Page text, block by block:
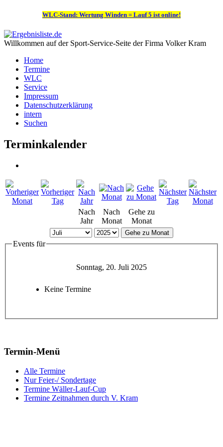
WLC-Stand: Wertung Winden = Lauf 5 ist online!
Willkommen auf der Sport-Service-Seite der Firma Volker Kram
Home
Termine
WLC
Service
Impressum
Datenschutzerklärung
intern
Suchen
Terminkalender
Nach
Jahr
Nach
Monat
Gehe zu
Monat
Gehe zu Monat
Events für
Sonntag, 20. Juli 2025
Keine Termine
Termin-Menü
Alle Termine
Nur Feier-/ Sondertage
Termine Wäller-Lauf-Cup
Termine Zeitnahmen durch V. Kram